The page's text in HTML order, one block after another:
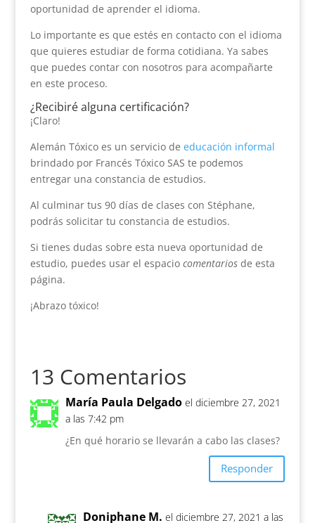
oportunidad de aprender el idioma.
Lo importante es que estés en contacto con el idioma
que quieres estudiar de forma cotidiana. Ya sabes
que puedes contar con nosotros para acompañarte
en este proceso.
¿Recibiré alguna certificación?
¡Claro!
Alemán Tóxico es un servicio de educación informal
brindado por Francés Tóxico SAS te podemos
entregar una constancia de estudios.
Al culminar tus 90 días de clases con Stéphane,
podrás solicitar tu constancia de estudios.
Si tienes dudas sobre esta nueva oportunidad de
estudio, puedes usar el espacio comentariosde esta
página.
¡Abrazo tóxico!
13 Comentarios
María Paula Delgado el diciembre 27, 2021
a las 7:42 pm
¿En qué horario se llevarán a cabo las clases?
Responder
Doniphane M. el diciembre 27, 2021 a las